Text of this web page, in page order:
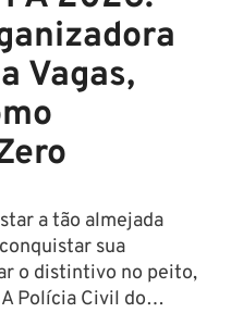
Vagas,
a tão almejada
sua
o distintivo no peito,
A Polícia Civil do…